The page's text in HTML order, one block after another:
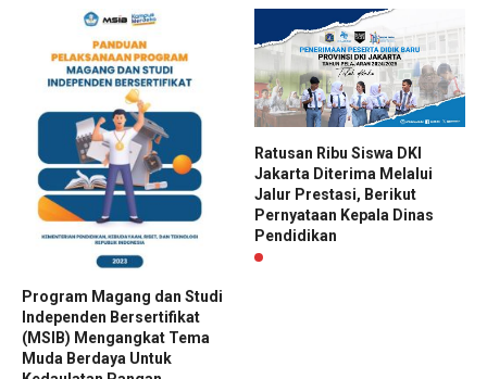
Program Magang dan Studi
Independen Bersertifikat
(MSIB) Mengangkat Tema
Muda Berdaya Untuk
Ratusan Ribu Siswa DKI
Jakarta Diterima Melalui
Jalur Prestasi, Berikut
Pernyataan Kepala Dinas
Pendidikan